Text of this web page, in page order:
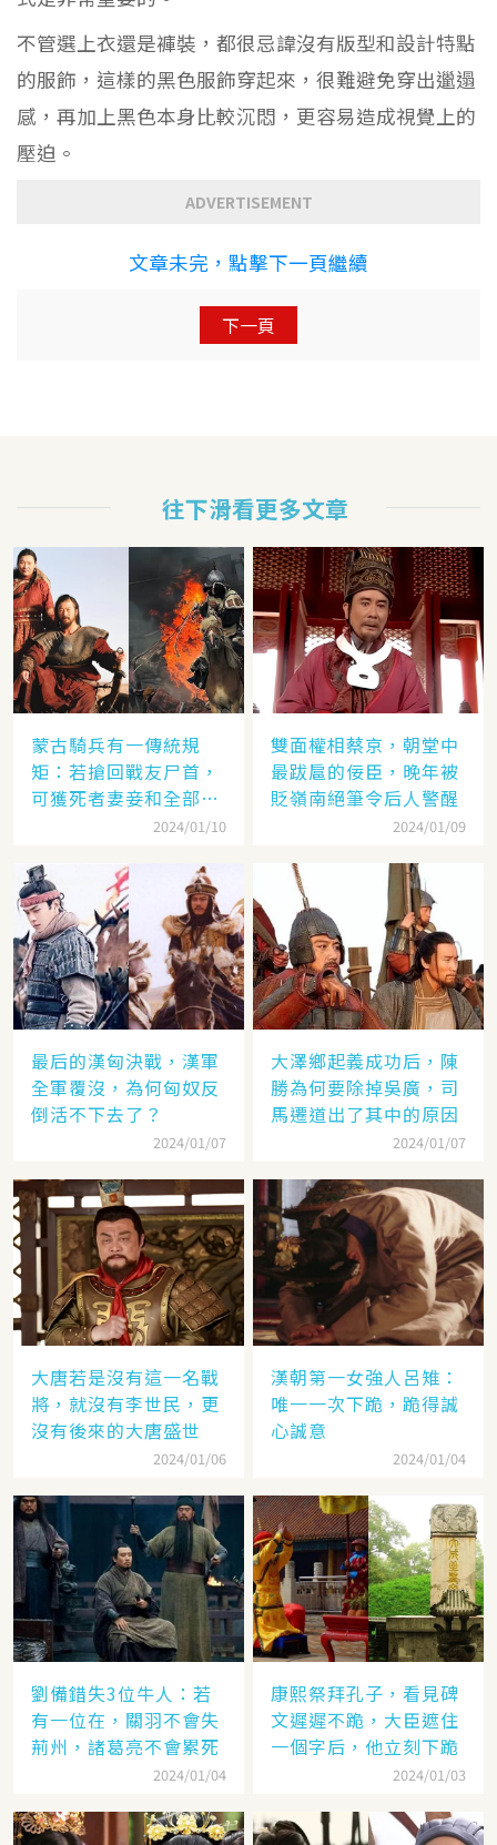
不管選上衣還是褲裝，都很忌諱沒有版型和設計特點
的服飾，這樣的黑色服飾穿起來，很難避免穿出邋遢
感，再加上黑色本身比較沉悶，更容易造成視覺上的
壓迫。
ADVERTISEMENT
文章未完，點擊下一頁繼續
下一頁
往下滑看更多文章
蒙古騎兵有一傳統規
矩：若搶回戰友尸首，
可獲死者妻妾和全部牲
2024/01/10
雙面權相蔡京，朝堂中
最跋扈的佞臣，晚年被
貶嶺南絕筆令后人警醒
2024/01/09
最后的漢匈決戰，漢軍
全軍覆沒，為何匈奴反
倒活不下去了？
2024/01/07
大澤鄉起義成功后，陳
勝為何要除掉吳廣，司
馬遷道出了其中的原因
2024/01/07
大唐若是沒有這一名戰
將，就沒有李世民，更
沒有後來的大唐盛世
2024/01/06
漢朝第一女強人呂雉：
唯一一次下跪，跪得誠
心誠意
2024/01/04
劉備錯失3位牛人：若
有一位在，關羽不會失
荊州，諸葛亮不會累死
2024/01/04
康熙祭拜孔子，看見碑
文遲遲不跪，大臣遮住
一個字后，他立刻下跪
2024/01/03